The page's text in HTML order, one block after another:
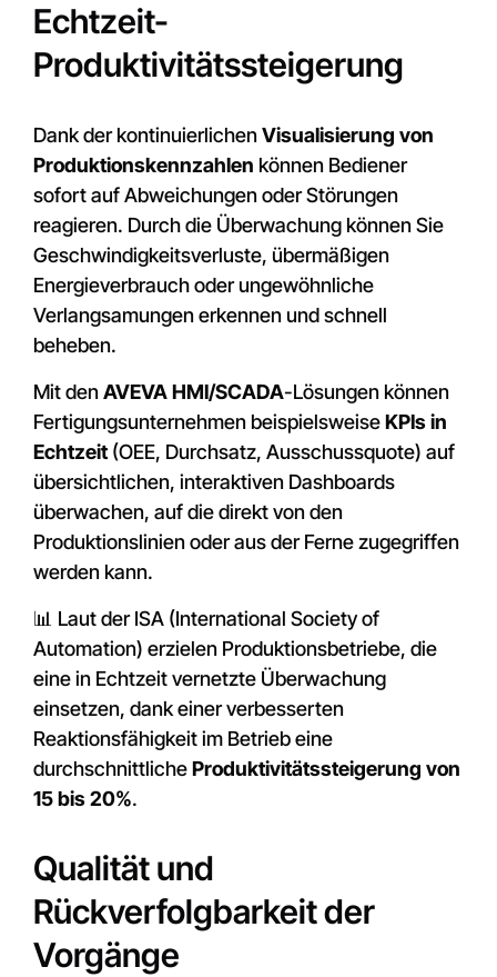
Echtzeit-
Produktivitätssteigerung
Dank der kontinuierlichenVisualisierung von
Produktionskennzahlen können Bediener
sofort auf Abweichungen oder Störungen
reagieren. Durch die Überwachung können Sie
Geschwindigkeitsverluste, übermäßigen
Energieverbrauch oder ungewöhnliche
Verlangsamungen erkennen und schnell
beheben.
Mit denAVEVA HMI/SCADA-Lösungen können
Fertigungsunternehmen beispielsweiseKPIs in
Echtzeit(OEE, Durchsatz, Ausschussquote) auf
übersichtlichen, interaktiven Dashboards
überwachen, auf die direkt von den
Produktionslinien oder aus der Ferne zugegriffen
werden kann.
📊 Laut der ISA (International Society of
Automation) erzielen Produktionsbetriebe, die
eine in Echtzeit vernetzte Überwachung
einsetzen, dank einer verbesserten
Reaktionsfähigkeit im Betrieb eine
durchschnittlicheProduktivitätssteigerung von
15 bis 20%.
Qualität und
Rückverfolgbarkeit der
Vorgänge